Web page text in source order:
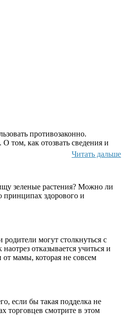
противозаконно.
том, как отозвать сведения и
Читать дальше
зеленые растения? Можно ли
принципах здорового и
могут столкнуться с
отказывается учиться и
мамы, которая не совсем
если бы такая подделка не
торговцев смотрите в этом